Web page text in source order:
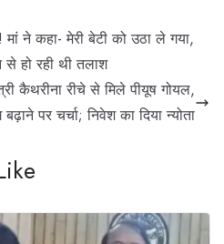
ने कहा- मेरी बेटी को उठा ले गया,
हो रही थी तलाश
कैथरीना रीचे से मिले पीयूष गोयल,
पर चर्चा; निवेश का दिया न्योता